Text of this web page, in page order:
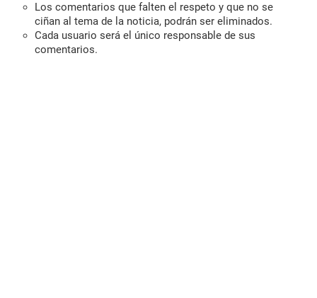
Los comentarios que falten el respeto y que no se
ciñan al tema de la noticia, podrán ser eliminados.
Cada usuario será el único responsable de sus
comentarios.